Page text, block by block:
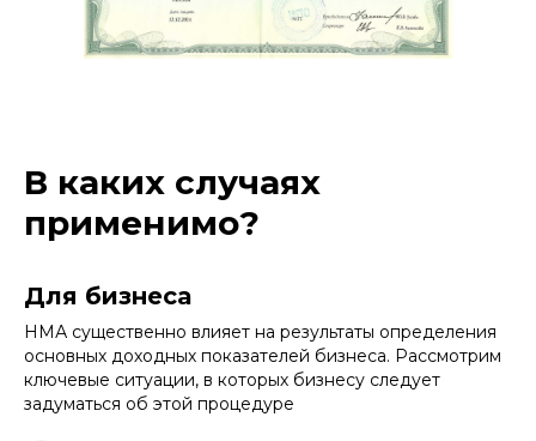
В каких случаях
применимо?
Для бизнеса
НМА существенно влияет на результаты определения
основных доходных показателей бизнеса. Рассмотрим
ключевые ситуации, в которых бизнесу следует
задуматься об этой процедуре